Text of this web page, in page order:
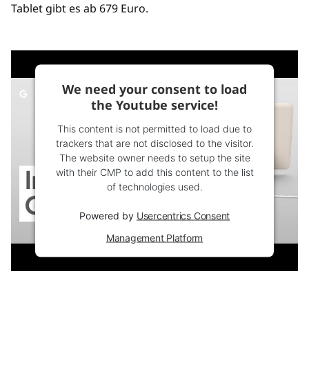
Tablet gibt es ab 679 Euro.
We need your consent to load
the Youtube service!
This content is not permitted to load due to
trackers that are not disclosed to the visitor.
The website owner needs to setup the site
with their CMP to add this content to the list
of technologies used.
Powered by Usercentrics Consent
Management Platform